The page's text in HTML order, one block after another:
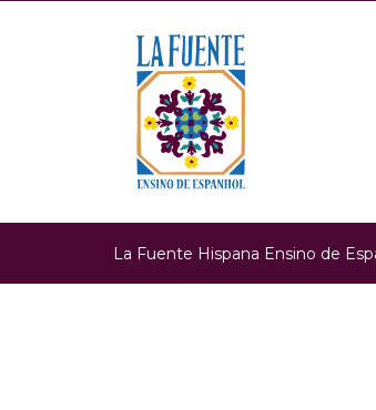
La Fuente Hispana Ensino de